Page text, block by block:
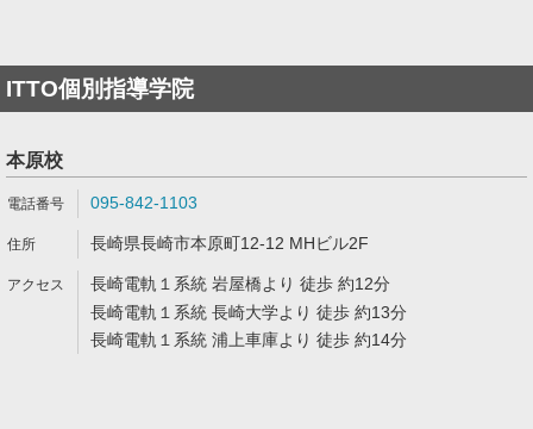
ITTO個別指導学院
本原校
095-842-1103
長崎県長崎市本原町12-12 MHビル2F
長崎電軌１系統 岩屋橋より 徒歩 約12分
長崎電軌１系統 長崎大学より 徒歩 約13分
長崎電軌１系統 浦上車庫より 徒歩 約14分